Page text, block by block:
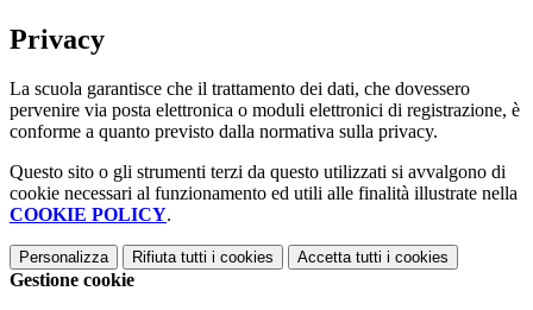
Privacy
La scuola garantisce che il trattamento dei dati, che dovessero
pervenire via posta elettronica o moduli elettronici di registrazione, è
conforme a quanto previsto dalla normativa sulla privacy.
Questo sito o gli strumenti terzi da questo utilizzati si avvalgono di
cookie necessari al funzionamento ed utili alle finalità illustrate nella
COOKIE POLICY.
Personalizza Rifiuta tutti i cookies Accetta tutti i cookies
Gestione cookie